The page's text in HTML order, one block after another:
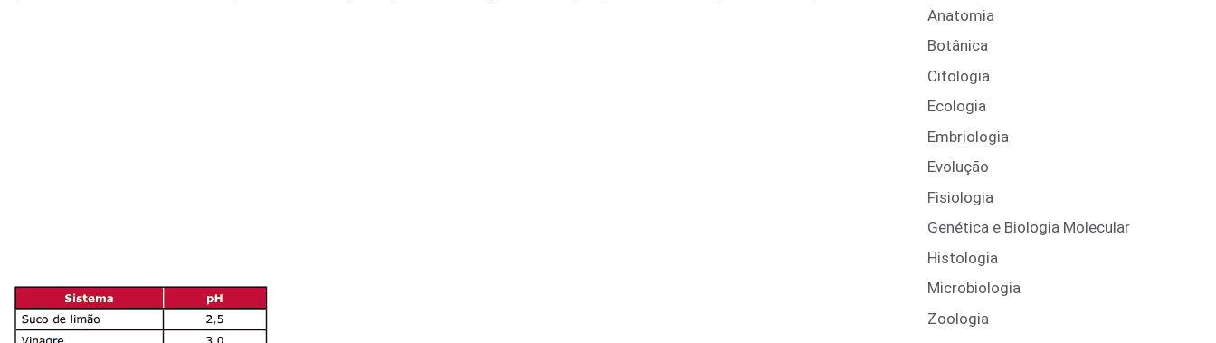
Anatomia
Botânica
Citologia
Ecologia
Embriologia
Evolução
Fisiologia
Genética e Biologia Molecular
Histologia
Microbiologia
Zoologia